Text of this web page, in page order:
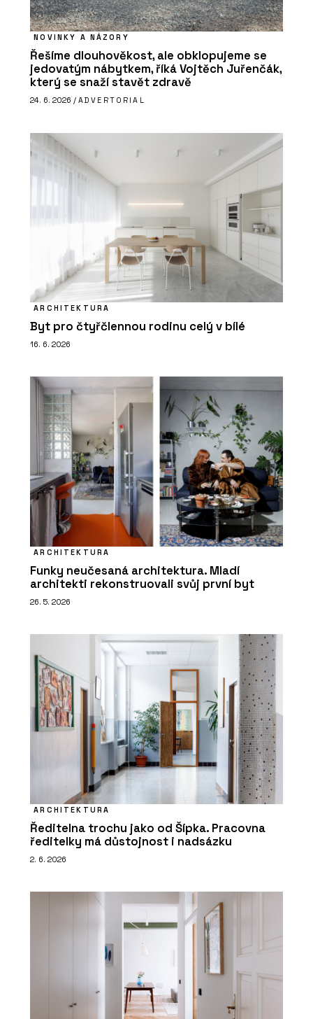
NOVINKY A NÁZORY
Řešíme dlouhověkost, ale obklopujeme se
jedovatým nábytkem, říká Vojtěch Juřenčák,
který se snaží stavět zdravě
24. 6. 2026 / ADVERTORIAL
ARCHITEKTURA
Byt pro čtyřčlennou rodinu celý v bílé
16. 6. 2026
ARCHITEKTURA
Funky neučesaná architektura. Mladí
architekti rekonstruovali svůj první byt
26. 5. 2026
ARCHITEKTURA
Ředitelna trochu jako od Šípka. Pracovna
ředitelky má důstojnost i nadsázku
2. 6. 2026